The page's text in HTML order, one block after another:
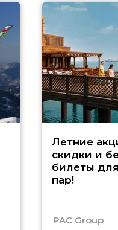
Летние
скидки и
билеты
пар!
PAC Group